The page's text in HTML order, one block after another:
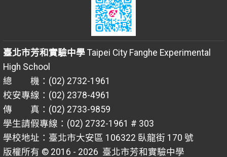
臺北市芳和實驗中學Taipei City Fanghe Experimental
High School
總 機：(02) 2732-1961
校安專線：(02) 2378-4961
傳 真：(02) 2733-9859
學生請假專線：(02) 2732-1961 # 303
學校地址：臺北市大安區 106322 臥龍街 170 號
版權所有 © 2016 - 2026 臺北市芳和實驗中學